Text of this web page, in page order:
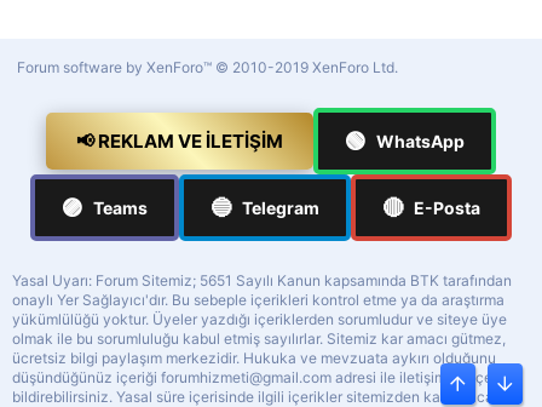
Forum software by XenForo™ © 2010-2019 XenForo Ltd.
📢 REKLAM VE İLETIŞIM 🟢 WhatsApp
🟣 Teams 🔵 Telegram 🔴 E-Posta
Yasal Uyarı: Forum Sitemiz; 5651 Sayılı Kanun kapsamında BTK tarafından
onaylı Yer Sağlayıcı'dır. Bu sebeple içerikleri kontrol etme ya da araştırma
yükümlülüğü yoktur. Üyeler yazdığı içeriklerden sorumludur ve siteye üye
olmak ile bu sorumluluğu kabul etmiş sayılırlar. Sitemiz kar amacı gütmez,
ücretsiz bilgi paylaşım merkezidir. Hukuka ve mevzuata aykırı olduğunu
düşündüğünüz içeriği forumhizmeti@gmail.com adresi ile iletişime geçerek
bildirebilirsiniz. Yasal süre içerisinde ilgili içerikler sitemizden kaldırılacaktır.
Üst Alt